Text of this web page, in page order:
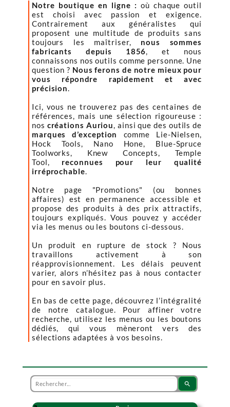
Notre boutique en ligne : où chaque outil
est choisi avec passion et exigence.
Contrairement aux généralistes qui
proposent une multitude de produits sans
toujours les maîtriser, nous sommes
fabricants depuis 1856, et nous
connaissons nos outils comme personne. Une
question ? Nous ferons de notre mieux pour
vous répondre rapidement et avec
précision.
Ici, vous ne trouverez pas des centaines de
références, mais une sélection rigoureuse :
nos créations Auriou, ainsi que des outils de
marques d’exception
comme Lie-Nielsen,
Hock Tools, Nano Hone, Blue-Spruce
Toolworks, Knew Concepts, Temple
Tool, reconnues pour leur qualité
irréprochable.
Notre page "Promotions" (ou bonnes
affaires) est en permanence accessible et
propose des produits à des prix attractifs,
toujours expliqués. Vous pouvez y accéder
via les menus ou les boutons ci-dessous.
Un produit en rupture de stock ? Nous
travaillons activement à son
réapprovisionnement. Les délais peuvent
varier, alors n’hésitez pas à nous contacter
pour en savoir plus.
En bas de cette page, découvrez l’intégralité
de notre catalogue. Pour affiner votre
recherche, utilisez les menus ou les boutons
dédiés, qui vous mèneront vers des
sélections adaptées à vos besoins.
search